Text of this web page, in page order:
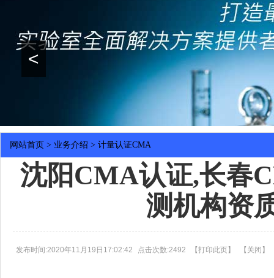
<
网站首页 > 业务介绍 > 计量认证CMA
沈阳CMA认证,长春
测机构资
发布时间:2020年11月19日17:02:42 点击次数:2492 【打印此页】 【 关闭 】